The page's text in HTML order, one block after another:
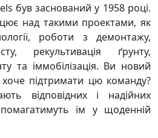
був заснований у 1958 році.
над такими проектами, як
роботи з демонтажу,
рекультивація ґрунту,
та іммобілізація. Ви новий
підтримати цю команду?
відповідних і надійних
їм у щоденній